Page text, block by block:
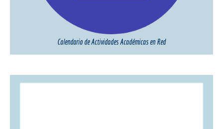
Calendario de Actividades Académicas en Red